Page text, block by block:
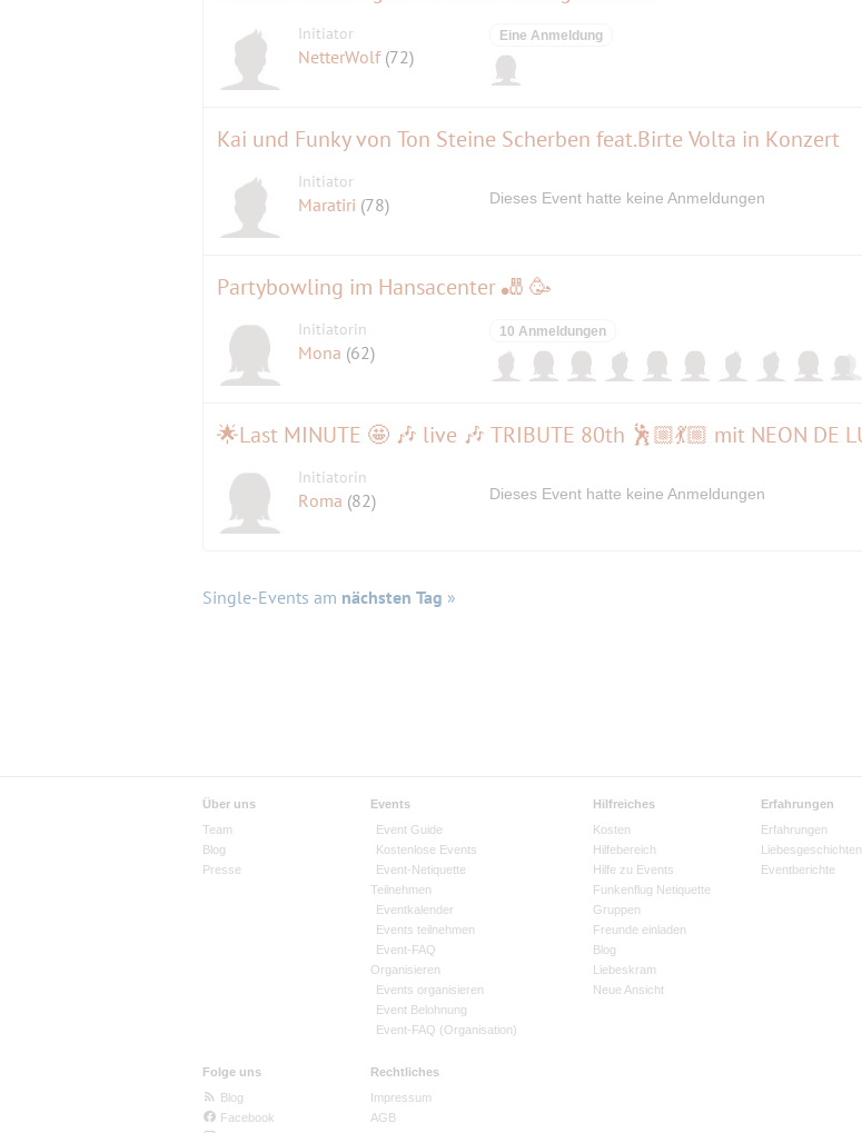
Initiator
NetterWolf (72)
Eine Anmeldung
Kai und Funky von Ton Steine Scherben feat.Birte Volta in Konzert
Initiator
Maratiri (78) Dieses Event hatte keine Anmeldungen
Partybowling im Hansacenter 🎳 🥳
Initiatorin
Mona (62)
10 Anmeldungen
Initiatorin
Roma (82) Dieses Event hatte keine Anmeldungen
Single-Events am nächsten Tag »
Über uns
Team
Blog
Presse
Events
Event Guide
Kostenlose Events
Event-Netiquette
Teilnehmen
Eventkalender
Events teilnehmen
Event-FAQ
Organisieren
Events organisieren
Event Belohnung
Event-FAQ (Organisation)
Hilfreiches
Kosten
Hilfebereich
Hilfe zu Events
Funkenflug Netiquette
Gruppen
Freunde einladen
Blog
Liebeskram
Neue Ansicht
Erfahrungen
Erfahrungen
Liebesgeschichten
Eventberichte
Folge uns
Blog
Facebook
Rechtliches
Impressum
AGB